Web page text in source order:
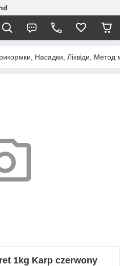
Насадки, Ліквіди, Метод
1kg Karp czerwony